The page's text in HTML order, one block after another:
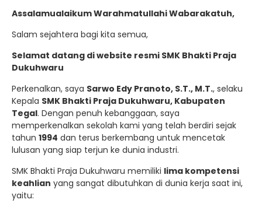
Assalamualaikum Warahmatullahi Wabarakatuh,
Salam sejahtera bagi kita semua,
Selamat datang di website resmi SMK Bhakti Praja
Dukuhwaru
Perkenalkan, saya Sarwo Edy Pranoto, S.T., M.T., selaku
Kepala SMK Bhakti Praja Dukuhwaru, Kabupaten
Tegal. Dengan penuh kebanggaan, saya
memperkenalkan sekolah kami yang telah berdiri sejak
tahun 1994 dan terus berkembang untuk mencetak
lulusan yang siap terjun ke dunia industri.
SMK Bhakti Praja Dukuhwaru memiliki lima kompetensi
keahlian yang sangat dibutuhkan di dunia kerja saat ini,
yaitu: